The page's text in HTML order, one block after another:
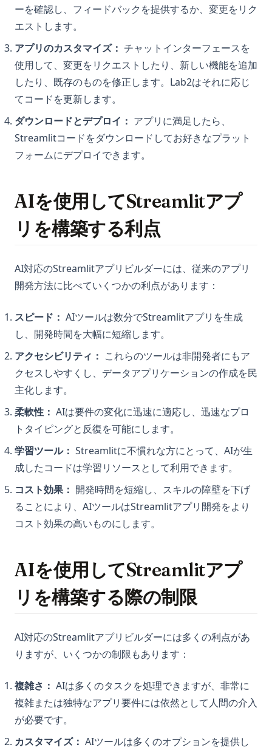
ーを確認し、フィードバックを提供するか、変更をリク
エストします。
アプリのカスタマイズ： チャットインターフェースを
使用して、変更をリクエストしたり、新しい機能を追加
したり、既存のものを修正します。Lab2はそれに応じ
てコードを更新します。
ダウンロードとデプロイ： アプリに満足したら、
Streamlitコードをダウンロードしてお好きなプラット
フォームにデプロイできます。
AIを使用してStreamlitアプ
リを構築する利点
AI対応のStreamlitアプリビルダーには、従来のアプリ
開発方法に比べていくつかの利点があります：
スピード： AIツールは数分でStreamlitアプリを生成
し、開発時間を大幅に短縮します。
アクセシビリティ： これらのツールは非開発者にもア
クセスしやすくし、データアプリケーションの作成を民
主化します。
柔軟性： AIは要件の変化に迅速に適応し、迅速なプロ
トタイピングと反復を可能にします。
学習ツール： Streamlitに不慣れな方にとって、AIが生
成したコードは学習リソースとして利用できます。
コスト効果： 開発時間を短縮し、スキルの障壁を下げ
ることにより、AIツールはStreamlitアプリ開発をより
コスト効果の高いものにします。
AIを使用してStreamlitアプ
リを構築する際の制限
AI対応のStreamlitアプリビルダーには多くの利点があ
りますが、いくつかの制限もあります：
複雑さ： AIは多くのタスクを処理できますが、非常に
複雑または独特なアプリ要件には依然として人間の介入
が必要です。
カスタマイズ： AIツールは多くのオプションを提供し